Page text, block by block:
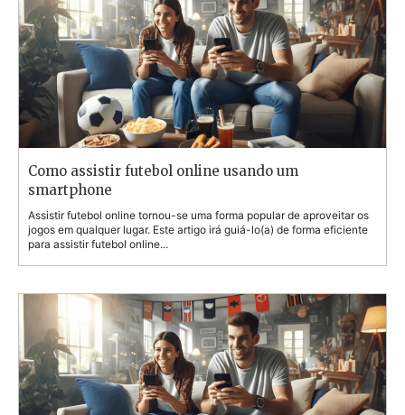
Como assistir futebol online usando um
smartphone
Assistir futebol online tornou-se uma forma popular de aproveitar os
jogos em qualquer lugar. Este artigo irá guiá-lo(a) de forma eficiente
para assistir futebol online...